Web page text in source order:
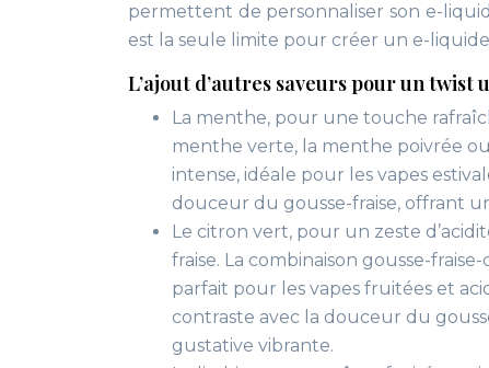
permettent de personnaliser son e-
est la seule limite pour créer un e-
L’ajout d’autres saveurs pour un twist
La menthe, pour une touche
menthe verte, la menthe poivrée
intense, idéale pour les vapes
douceur du gousse-fraise, offrant
Le citron vert, pour un zeste
fraise. La combinaison gousse-
parfait pour les vapes fruitées et
contraste avec la douceur du
gustative vibrante.